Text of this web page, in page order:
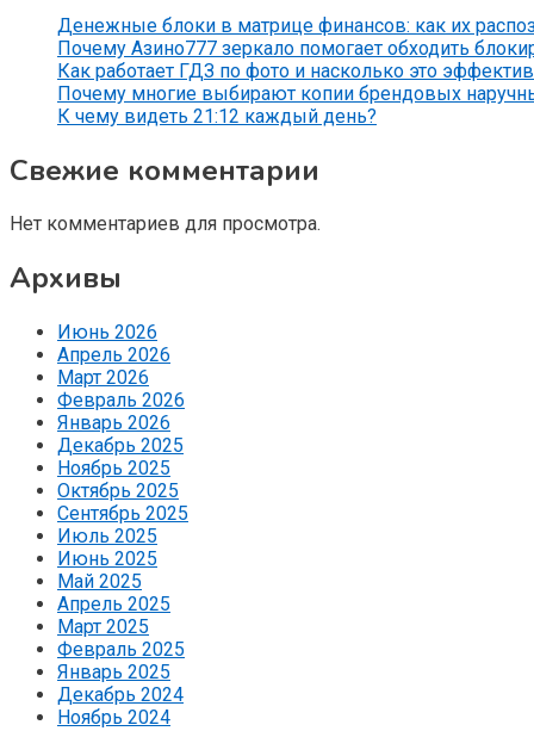
Денежные блоки в матрице финансов: как их
Почему Азино777 зеркало помогает обходить
Как работает ГДЗ по фото и насколько это
Почему многие выбирают копии брендовых
К чему видеть 21:12 каждый день?
Свежие комментарии
Нет комментариев для просмотра.
Архивы
Июнь 2026
Апрель 2026
Март 2026
Февраль 2026
Январь 2026
Декабрь 2025
Ноябрь 2025
Октябрь 2025
Сентябрь 2025
Июль 2025
Июнь 2025
Май 2025
Апрель 2025
Март 2025
Февраль 2025
Январь 2025
Декабрь 2024
Ноябрь 2024